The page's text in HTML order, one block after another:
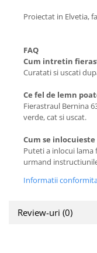
Proiectat in Elvetia,
FAQ
Cum intretin
Curatati si uscati
Ce fel de lemn
Fierastraul Bernina
verde, cat si uscat.
Cum se
Puteti a inlocui lama
urmand
Informatii
Review-uri (0)